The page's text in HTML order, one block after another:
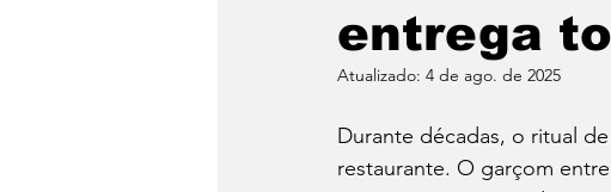
Dia das
entrega
Atualizado: 4 de ago. de 2025
Durante décadas, o ritual
restaurante. O garçom